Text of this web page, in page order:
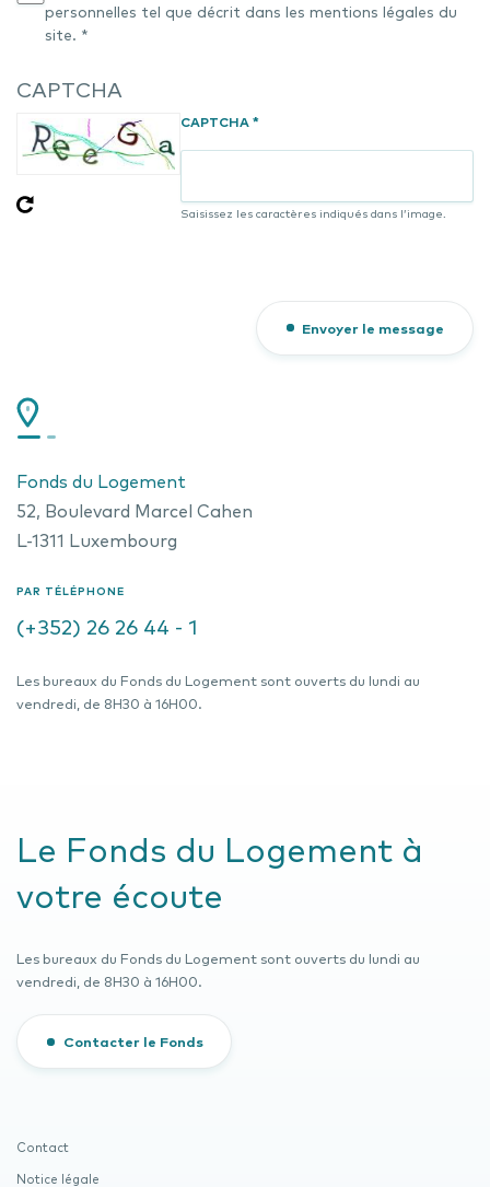
personnelles tel que décrit dans les mentions légales du
site. *
CAPTCHA
CAPTCHA *
Saisissez les caractères indiqués dans l’image.
Envoyer le message
Fonds du Logement
52, Boulevard Marcel Cahen
L-1311 Luxembourg
PAR TÉLÉPHONE
(+352) 26 26 44 - 1
Les bureaux du Fonds du Logement sont ouverts du lundi au
vendredi, de 8H30 à 16H00.
Le Fonds du Logement à
votre écoute
Les bureaux du Fonds du Logement sont ouverts du lundi au
vendredi, de 8H30 à 16H00.
Contacter le Fonds
Contact
Notice légale